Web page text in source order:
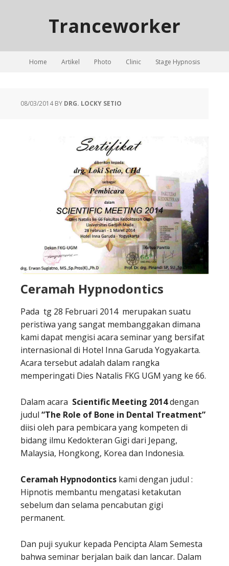
Tranceworker
Home Artikel Photo Clinic Stage Hypnosis
08/03/2014BY DRG. LOCKY SETIO
Ceramah Hypnodontics
Pada tg 28 Februari 2014 merupakan suatu
peristiwa yang sangat membanggakan dimana
kami dapat mengisi acara seminar yang bersifat
internasional di Hotel Inna Garuda Yogyakarta.
Acara tersebut adalah dalam rangka
memperingati Dies Natalis FKG UGM yang ke 66.
Dalam acara Scientific Meeting 2014dengan
judul “The Role of Bone in Dental Treatment”
diisi oleh para pembicara yang kompeten di
bidang ilmu Kedokteran Gigi dari Jepang,
Malaysia, Hongkong, Korea dan Indonesia.
Ceramah Hypnodontics kami dengan judul :
Hipnotis membantu mengatasi ketakutan
sebelum dan selama pencabutan gigi
permanent.
Dan puji syukur kepada Pencipta Alam Semesta
bahwa seminar berjalan baik dan lancar. Dalam